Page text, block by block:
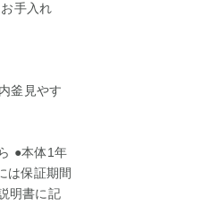
手入れ
釜見やす
●本体1年
は保証期間
明書に記